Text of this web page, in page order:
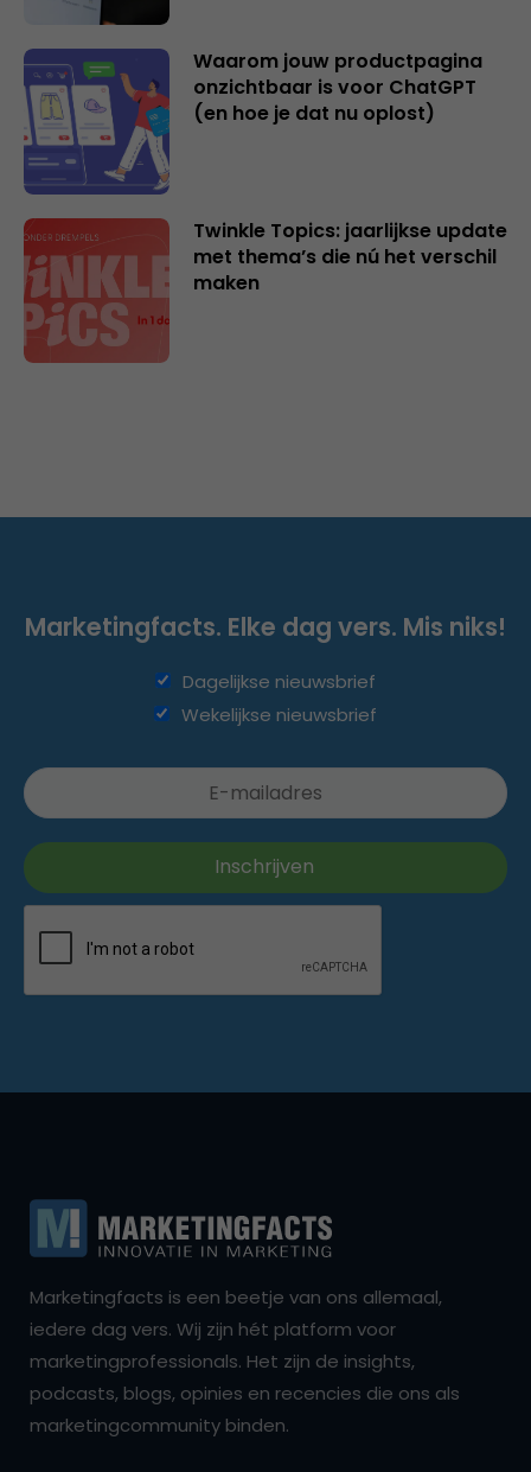
Waarom jouw productpagina
onzichtbaar is voor ChatGPT
(en hoe je dat nu oplost)
Twinkle Topics: jaarlijkse update
met thema’s die nú het verschil
maken
Marketingfacts. Elke dag vers. Mis niks!
Dagelijkse nieuwsbrief
Wekelijkse nieuwsbrief
Marketingfacts is een beetje van ons allemaal,
iedere dag vers. Wij zijn hét platform voor
marketingprofessionals. Het zijn de insights,
podcasts, blogs, opinies en recencies die ons als
marketingcommunity binden.